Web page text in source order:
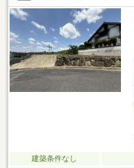
建築条件なし